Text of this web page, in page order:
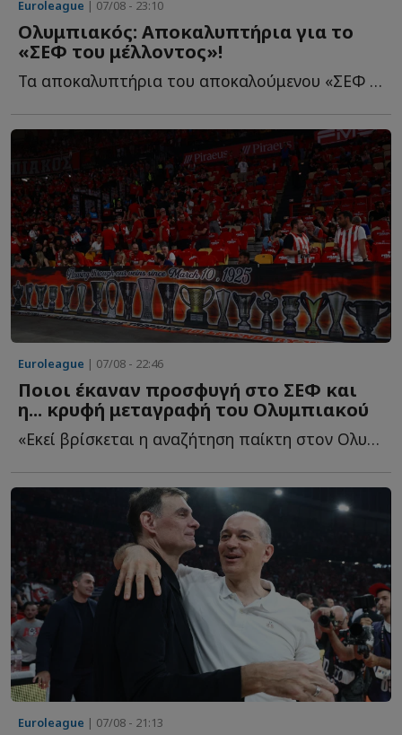
Euroleague | 07/08 - 23:10
Ολυμπιακός: Αποκαλυπτήρια για το
«ΣΕΦ του μέλλοντος»!
Τα αποκαλυπτήρια του αποκαλούμενου «ΣΕΦ του μέλλοντος» θ...
Euroleague | 07/08 - 22:46
Ποιοι έκαναν προσφυγή στο ΣΕΦ και
η... κρυφή μεταγραφή του Ολυμπιακού
«Εκεί βρίσκεται η αναζήτηση παίκτη στον Ολυμπιακό - ...
Euroleague | 07/08 - 21:13